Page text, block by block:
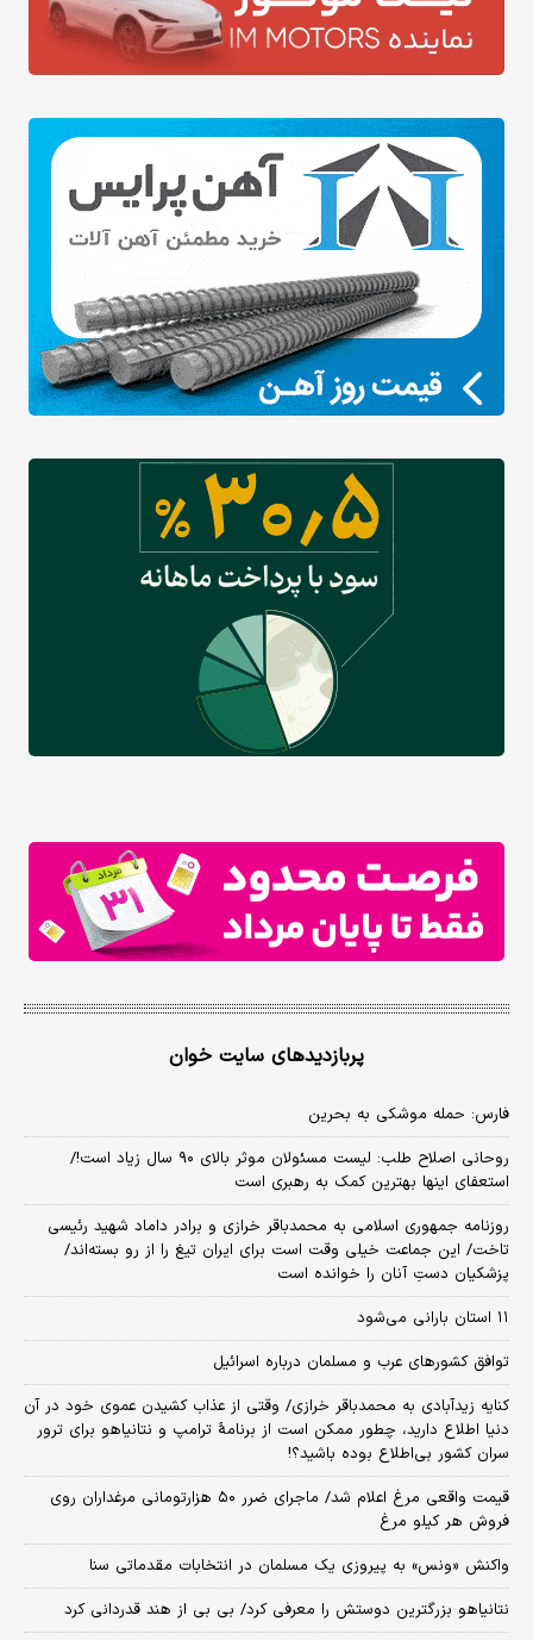
پربازدیدهای سایت خوان
فارس: حمله موشکی به بحرین
روحانی اصلاح طلب: ‌لیست مسئولان موثر بالای ۹۰ سال زیاد است!/
استعفای اینها بهترین کمک به رهبری است
روزنامه جمهوری اسلامی به محمدباقر خرازی و برادر داماد شهید رئیسی
تاخت/ این جماعت خیلی وقت است برای ایران تیغ را از رو بسته‌اند/
پزشکیان دستِ آنان را خوانده است
۱۱ استان بارانی می‌شود
توافق کشورهای عرب و مسلمان درباره اسرائیل
کنایه زیدآبادی به محمدباقر خرازی/ وقتی از عذاب کشیدن عموی خود در آن
دنیا اطلاع دارید، چطور ممکن است از برنامهٔ ترامپ و نتانیاهو برای ترور
سران کشور بی‌اطلاع بوده باشید؟!
قیمت واقعی مرغ اعلام شد/ ماجرای ضرر ۵۰ هزارتومانی مرغداران روی
فروش هر کیلو مرغ
واکنش «ونس» به پیروزی یک مسلمان در انتخابات مقدماتی سنا
نتانیاهو بزرگترین دوستش را معرفی کرد/ بی بی از هند قدردانی کرد